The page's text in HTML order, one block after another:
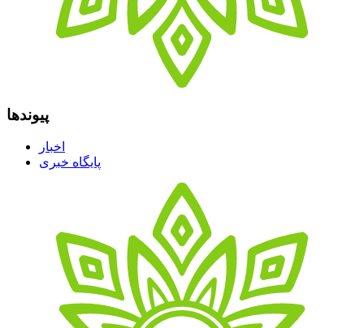
پیوندها
اخبار
پایگاه خبری